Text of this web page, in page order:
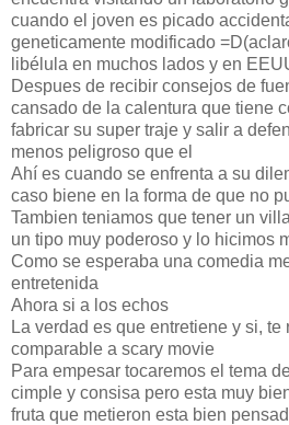
cuando el joven es picado
geneticamente modificado
libélula en muchos lados y en
Despues de recibir consejos de
cansado de la calentura que tiene
fabricar su super traje y salir a
menos peligroso que el
Ahí es cuando se enfrenta a su
caso biene en la forma de que no
Tambien teniamos que tener un
un tipo muy poderoso y lo hicimos
Como se esperaba una comedia
entretenida
Ahora si a los echos
La verdad es que entretiene y si,
comparable a scary movie
Para empesar tocaremos el tema
cimple y consisa pero esta muy
fruta que metieron esta bien